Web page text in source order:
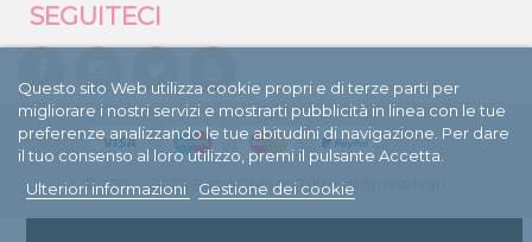
SEGUITECI
Questo sito Web utilizza cookie propri e di terze parti per
migliorare i nostri servizi e mostrarti pubblicità in linea con le tue
preferenze analizzando le tue abitudini di navigazione. Per dare
il tuo consenso al loro utilizzo, premi il pulsante Accetta.
Ulteriori informazioni
Gestione dei cookie
© 2004 - 2024 BebéCenter. Tutti i diritti riservati.